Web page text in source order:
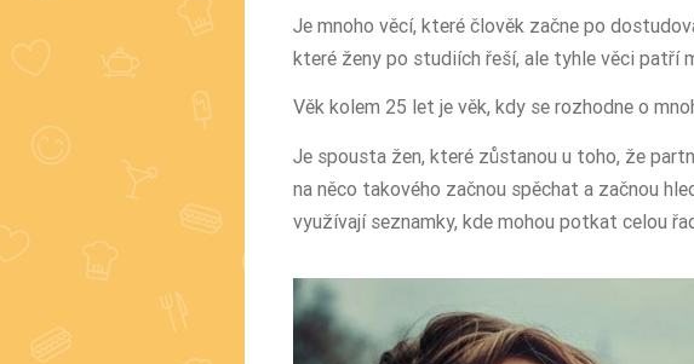
Je mnoho věcí, které člověk začne po
které ženy po studiích řeší, ale tyhle věci patří
Věk kolem 25 let je věk, kdy se rozhodne o
Je spousta žen, které zůstanou u toho, že
na něco takového začnou spěchat a začnou
využívají seznamky, kde mohou potkat celou